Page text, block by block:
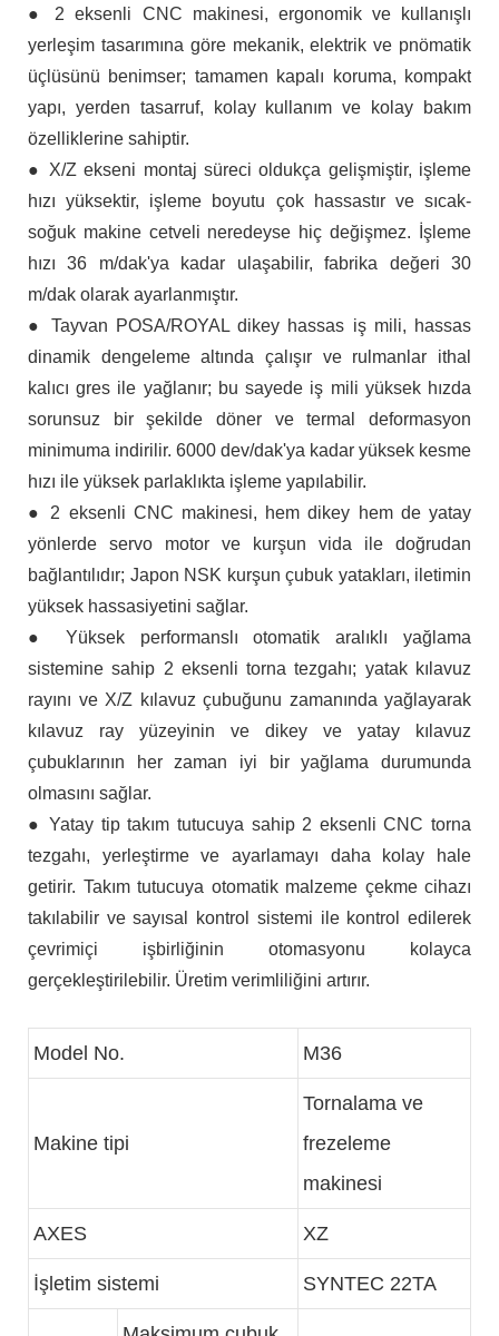
● 2 eksenli CNC makinesi, ergonomik ve kullanışlı
yerleşim tasarımına göre mekanik, elektrik ve pnömatik
üçlüsünü benimser; tamamen kapalı koruma, kompakt
yapı, yerden tasarruf, kolay kullanım ve kolay bakım
özelliklerine sahiptir.
● X/Z ekseni montaj süreci oldukça gelişmiştir, işleme
hızı yüksektir, işleme boyutu çok hassastır ve sıcak-
soğuk makine cetveli neredeyse hiç değişmez. İşleme
hızı 36 m/dak'ya kadar ulaşabilir, fabrika değeri 30
m/dak olarak ayarlanmıştır.
● Tayvan POSA/ROYAL dikey hassas iş mili, hassas
dinamik dengeleme altında çalışır ve rulmanlar ithal
kalıcı gres ile yağlanır; bu sayede iş mili yüksek hızda
sorunsuz bir şekilde döner ve termal deformasyon
minimuma indirilir. 6000 dev/dak'ya kadar yüksek kesme
hızı ile yüksek parlaklıkta işleme yapılabilir.
● 2 eksenli CNC makinesi, hem dikey hem de yatay
yönlerde servo motor ve kurşun vida ile doğrudan
bağlantılıdır; Japon NSK kurşun çubuk yatakları, iletimin
yüksek hassasiyetini sağlar.
● Yüksek performanslı otomatik aralıklı yağlama
sistemine sahip 2 eksenli torna tezgahı; yatak kılavuz
rayını ve X/Z kılavuz çubuğunu zamanında yağlayarak
kılavuz ray yüzeyinin ve dikey ve yatay kılavuz
çubuklarının her zaman iyi bir yağlama durumunda
olmasını sağlar.
● Yatay tip takım tutucuya sahip 2 eksenli CNC torna
tezgahı, yerleştirme ve ayarlamayı daha kolay hale
getirir. Takım tutucuya otomatik malzeme çekme cihazı
takılabilir ve sayısal kontrol sistemi ile kontrol edilerek
çevrimiçi işbirliğinin otomasyonu kolayca
gerçekleştirilebilir. Üretim verimliliğini artırır.
Model No. M36
Makine tipi
Tornalama ve
frezeleme
makinesi
AXES XZ
İşletim sistemi SYNTEC 22TA